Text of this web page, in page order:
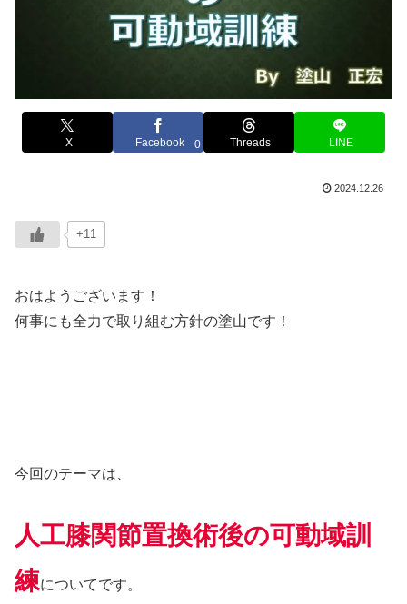
X Facebook 0 Threads LINE
2024.12.26
+11
おはようございます！
何事にも全力で取り組む方針の塗山です！
今回のテーマは、
人工膝関節置換術後の可動域訓
練についてです。